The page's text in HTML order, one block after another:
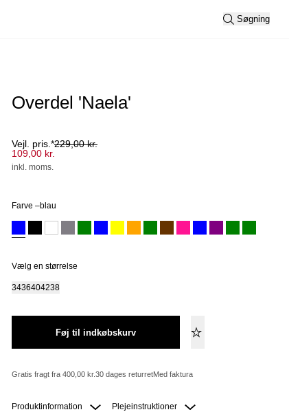
Søgning
Overdel 'Naela'
Vejl. pris.*229,00 kr.
109,00 kr.
inkl. moms.
Farve –blau
Vælg en størrelse
3436404238
Føj til indkøbskurv
Gratis fragt fra 400,00 kr.30 dages returretMed faktura
Produktinformation Plejeinstruktioner